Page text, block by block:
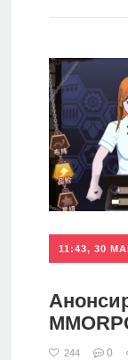
Мобильное
Культовые
игры
11:43, 30
244 0